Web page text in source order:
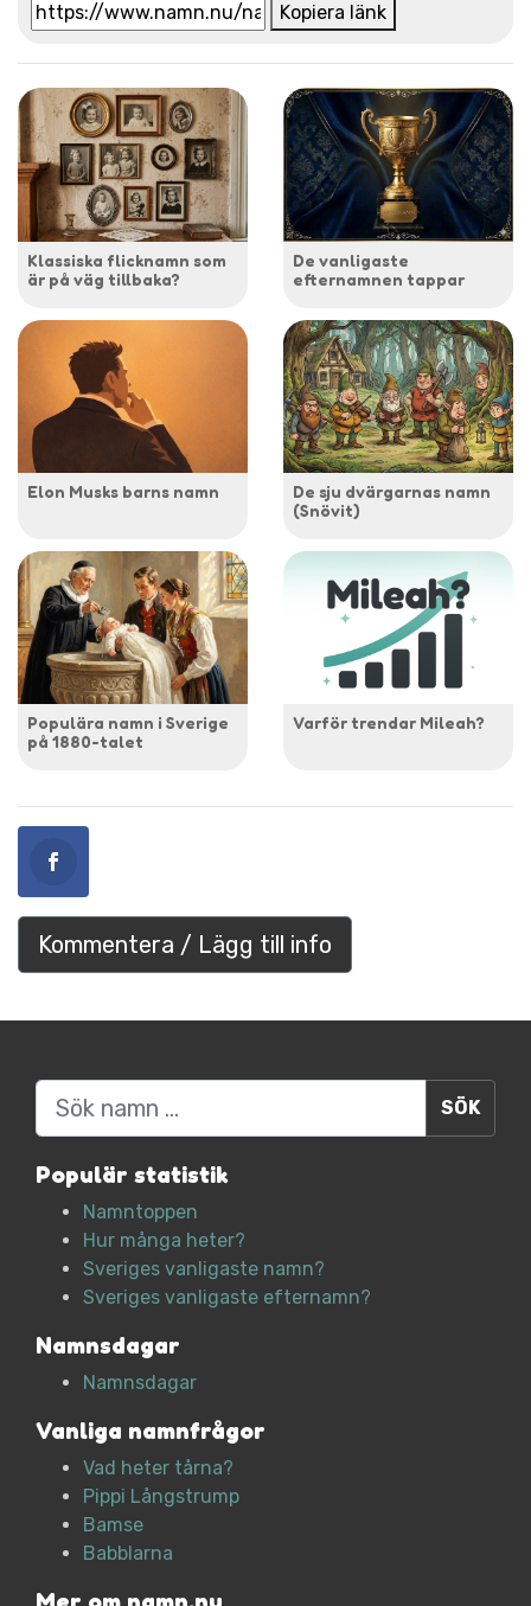
Kopiera länk
Klassiska flicknamn som
är på väg tillbaka?
De vanligaste
efternamnen tappar
Elon Musks barns namn
De sju dvärgarnas namn
(Snövit)
Populära namn i Sverige
på 1880-talet
Varför trendar Mileah?
Kommentera / Lägg till info
Sök
Populär statistik
Namntoppen
Hur många heter?
Sveriges vanligaste namn?
Sveriges vanligaste efternamn?
Namnsdagar
Namnsdagar
Vanliga namnfrågor
Vad heter tårna?
Pippi Långstrump
Bamse
Babblarna